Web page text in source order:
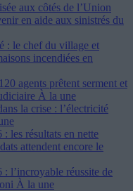
aux côtés de l’Union
en aide aux sinistrés du
: le chef du village et
incendiées en
agents prêtent serment et
À la une
la crise : l’électricité
: les résultats en nette
attendent encore le
: l’incroyable réussite de
À la une